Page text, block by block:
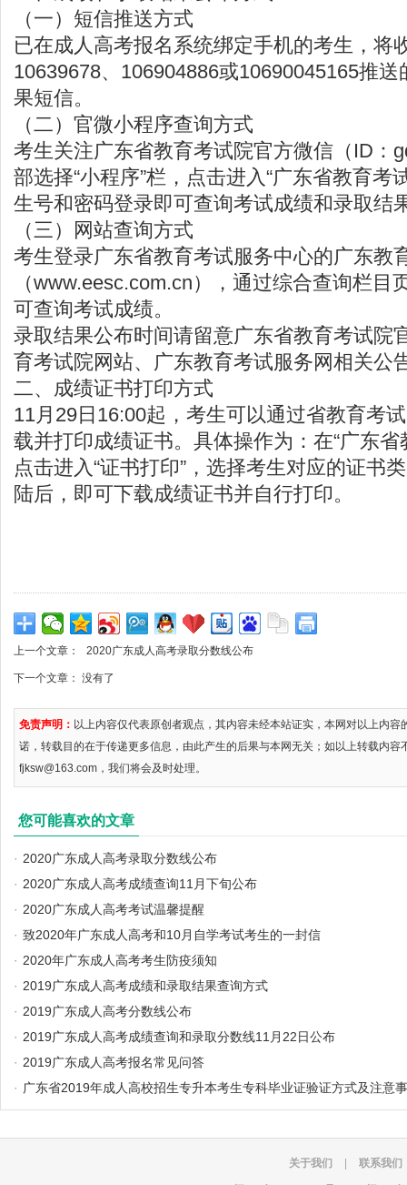
（一）短信推送方式
已在成人高考报名系统绑定手机的考生，将
10639678、106904886或10690045165推
果短信。
（二）官微小程序查询方式
考生关注广东省教育考试院官方微信（ID：
部选择“小程序”栏，点击进入“广东省教育考
生号和密码登录即可查询考试成绩和录取结
（三）网站查询方式
考生登录广东省教育考试服务中心的广东教
（www.eesc.com.cn），通过综合查询栏目
可查询考试成绩。
录取结果公布时间请留意广东省教育考试院
育考试院网站、广东教育考试服务网相关公
二、成绩证书打印方式
11月29日16:00起，考生可以通过省教育考
载并打印成绩证书。具体操作为：在“广东省
点击进入“证书打印”，选择考生对应的证书
陆后，即可下载成绩证书并自行打印。
上一个文章： 2020广东成人高考录取分数线公布
下一个文章： 没有了
免责声明： 以上内容仅代表原创者观点，其内容未经本站证实，本网对以上内
诺，转载目的在于传递更多信息，由此产生的后果与本网无关；如以上转载内容
fjksw@163.com，我们将会及时处理。
您可能喜欢的文章
· 2020广东成人高考录取分数线公布
· 2020广东成人高考成绩查询11月下旬公布
· 2020广东成人高考考试温馨提醒
· 致2020年广东成人高考和10月自学考试考生的一封信
· 2020年广东成人高考考生防疫须知
· 2019广东成人高考成绩和录取结果查询方式
· 2019广东成人高考分数线公布
· 2019广东成人高考成绩查询和录取分数线11月22日公布
· 2019广东成人高考报名常见问答
· 广东省2019年成人高校招生专升本考生专科毕业证验证方式及注意事
关于我们 联系我们